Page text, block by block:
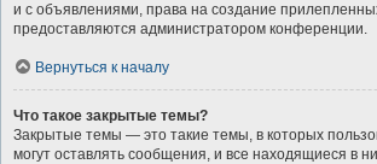
и с объявлениями, права на создание
предоставляются администратором конференции.
Вернуться к началу
Что такое закрытые темы?
Закрытые темы — это такие темы, в которых
могут оставлять сообщения, и все находящиеся в